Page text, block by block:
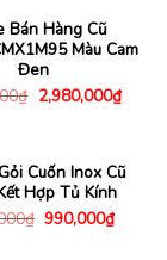
Bán Hàng Cũ
Màu Cam
Đen
₫ Giá
gốc
2,980,000₫Giá
hiện
Cuốn Inox Cũ
Kết Hợp Tủ Kính
₫ Giá
990,000₫Giá
hiện